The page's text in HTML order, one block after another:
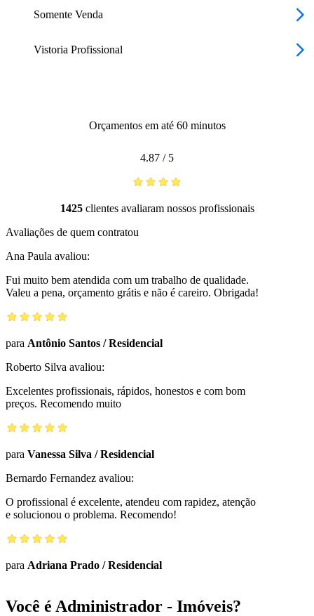
Somente Venda
Vistoria Profissional
Orçamentos em até 60 minutos
4.87 / 5
1425clientes avaliaram nossos profissionais
Avaliações de quem contratou
Ana Paula avaliou:
Fui muito bem atendida com um trabalho de qualidade.
Valeu a pena, orçamento grátis e não é careiro. Obrigada!
para Antônio Santos /Residencial
Roberto Silva avaliou:
Excelentes profissionais, rápidos, honestos e com bom
preços. Recomendo muito
para Vanessa Silva /Residencial
Bernardo Fernandez avaliou:
O profissional é excelente, atendeu com rapidez, atenção
e solucionou o problema. Recomendo!
para Adriana Prado /Residencial
Você é Administrador - Imóveis?